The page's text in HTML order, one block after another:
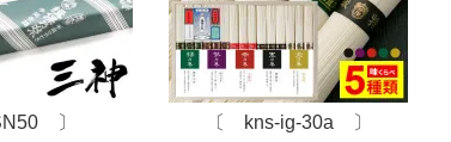
〕
〔 kns-ig-30a 〕